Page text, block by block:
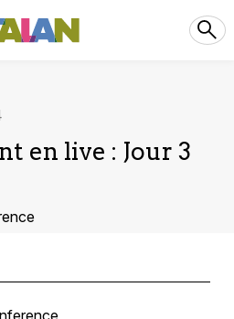
en live : Jour 3